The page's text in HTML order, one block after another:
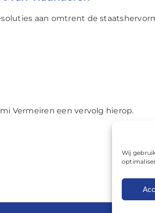
Wij
aan omtrent de
Vermeiren een vervolg hierop.